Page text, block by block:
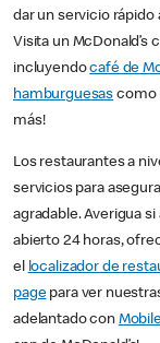
dar un servicio rápido
Visita un McDonald’s
incluyendocafé de
hamburguesas como
más!
Los restaurantes a
servicios para
agradable. Averigua
abierto 24 horas,
el localizador de
pagepara ver
adelantado con